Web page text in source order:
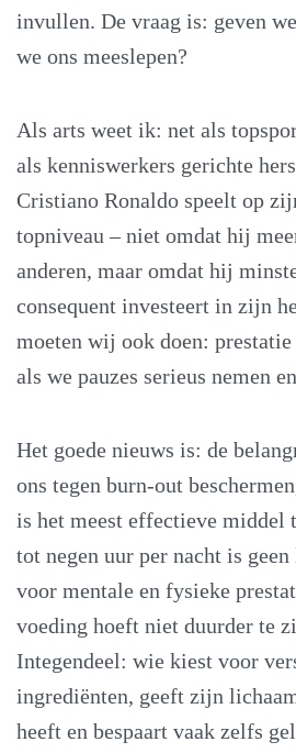
invullen. De vraag is: geven
we ons meeslepen?
Als arts weet ik: net als
als kenniswerkers gerichte
Cristiano Ronaldo speelt op
topniveau – niet omdat hij
anderen, maar omdat hij
consequent investeert in zijn
moeten wij ook doen:
als we pauzes serieus nemen
Het goede nieuws is: de
ons tegen burn-out
is het meest effectieve middel
tot negen uur per nacht is
voor mentale en fysieke
voeding hoeft niet duurder te
Integendeel: wie kiest voor
ingrediënten, geeft zijn
heeft en bespaart vaak zelfs